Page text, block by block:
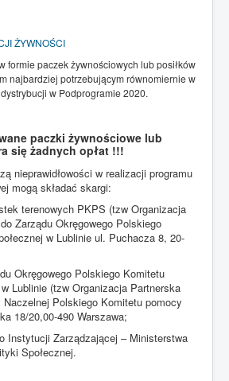
ŻYWNOŚCI
formie paczek żywnościowych lub posiłków
najbardziej potrzebującym równomiernie w
w Podprogramie 2020.
paczki żywnościowe lub
się żadnych opłat !!!
nieprawidłowości w realizacji programu
mogą składać skargi:
terenowych PKPS (tzw Organizacja
Zarządu Okręgowego Polskiego
w Lublinie ul. Puchacza 8, 20-
Okręgowego Polskiego Komitetu
Lublinie (tzw Organizacja Partnerska
Naczelnej Polskiego Komitetu pomocy
18/20,00-490 Warszawa;
Instytucji Zarządzającej – Ministerstwa
Społecznej.